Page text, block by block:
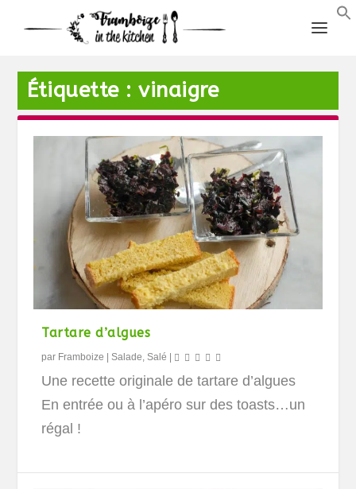
Étiquette :vinaigre
Tartare d’algues
par Framboize |Salade ,Salé |
Une recette originale de tartare d’algues
En entrée ou à l’apéro sur des toasts…un
régal !